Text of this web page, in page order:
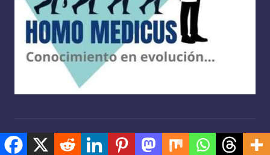
Copyright 2026 — Homo medicus . Derechos reservados.